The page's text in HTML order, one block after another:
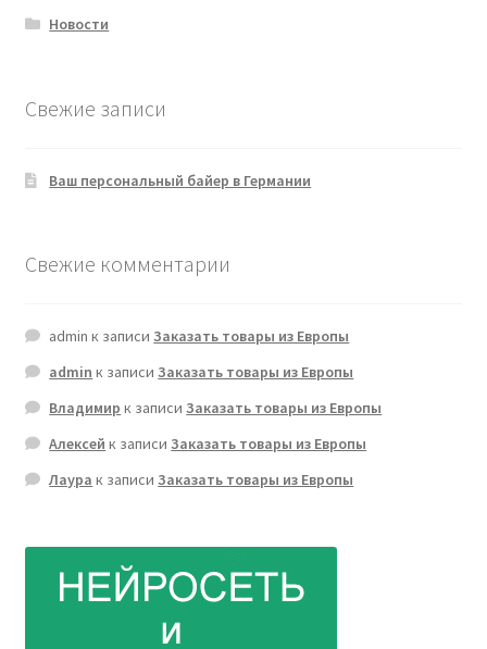
Новости
Свежие записи
Ваш персональный байер в Германии
Свежие комментарии
admin к записиЗаказать товары из Европы
admin к записиЗаказать товары из Европы
Владимир к записиЗаказать товары из Европы
Алексей к записиЗаказать товары из Европы
Лаура к записиЗаказать товары из Европы